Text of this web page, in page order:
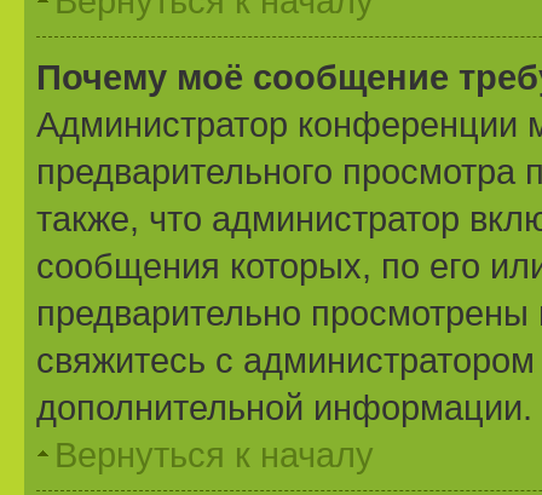
Почему моё сообщение
Администратор конференции
предварительного
также, что администратор
сообщения которых, по его
предварительно
свяжитесь с
дополнительной информации.
Вернуться к началу